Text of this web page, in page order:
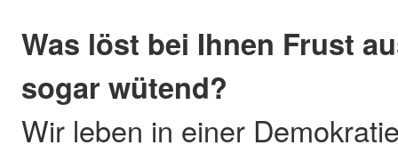
Was löst bei Ihnen Frust
sogar wütend?
Wir leben in einer